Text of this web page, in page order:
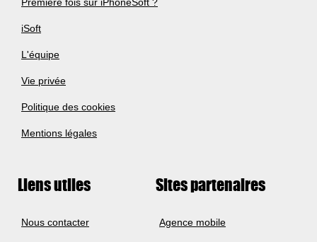
iSoft
L'équipe
Vie privée
Politique des cookies
Mentions légales
Liens utiles
Nous contacter
Sites partenaires
Agence mobile